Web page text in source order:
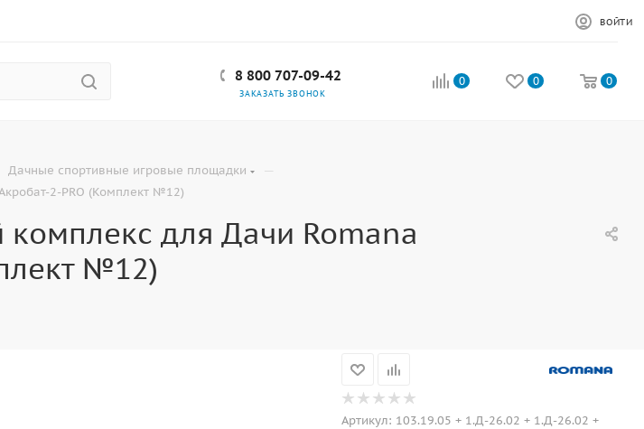
ВОЙТИ
8 800 707-09-42
ЗАКАЗАТЬ ЗВОНОК
0 0 0
Дачные спортивные игровые площадки —
2-PRO (Комплект №12)
для Дачи Romana
№12)
Артикул: 103.19.05 + 1.Д-26.02 + 1.Д-26.02 +